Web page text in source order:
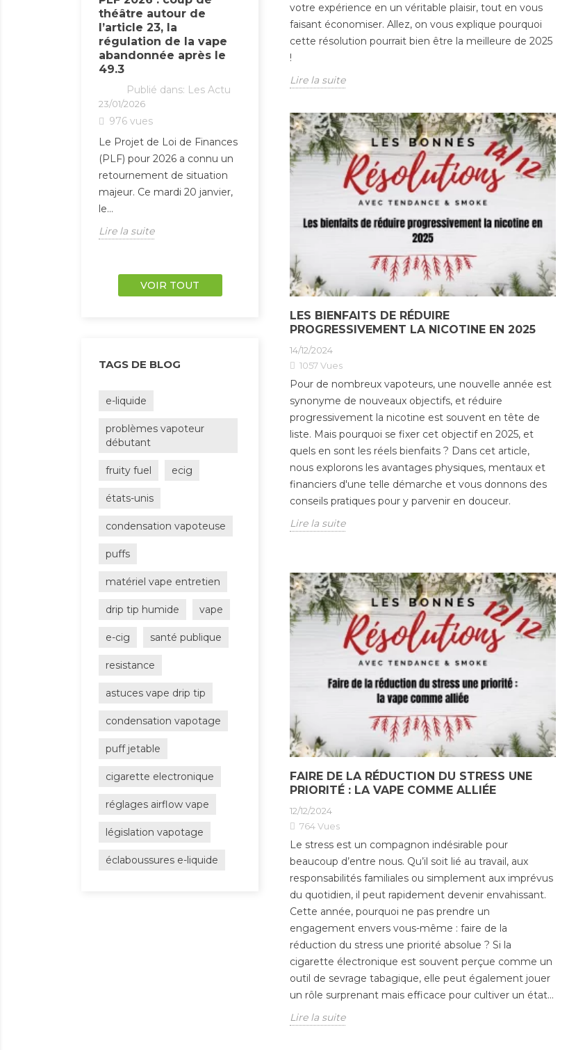
théâtre autour de
l’article 23, la
régulation de la vape
abandonnée après le
49.3
Publié dans: Les Actu
23/01/2026
976 vues
Le Projet de Loi de Finances
(PLF) pour 2026 a connu un
retournement de situation
majeur. Ce mardi 20 janvier,
le...
Lire la suite
1er février 2026 : les
prix du tabac
augmentent encore,
certains paquets sont
Publié dans:
1747vues
Le 1er février 2026, une
nouvelle augmentation des
prix du tabac entre
officiellement en vigueur en
Lire la suite
vaper premium : enfin
le grand format haut
de gamme
La vape sans compromis
Vous aimez vos flacons 10ml
pour découvrir de nouvelles
saveurs et vos 50ml pour
votre...
Lire la suite
VOIR TOUT
TAGS DE BLOG
e-liquide
problèmes vapoteur
débutant
fruity fuel ecig
états-unis
condensation vapoteuse
puffs
matériel vape entretien
drip tip humide vape
e-cig santé publique
resistance
astuces vape drip tip
condensation vapotage
puff jetable
cigarette electronique
réglages airflow vape
législation vapotage
éclaboussures e-liquide
votre expérience en un véritable plaisir, tout en vous
faisant économiser. Allez, on vous explique pourquoi
cette résolution pourrait bien être la meilleure de 2025
!
Lire la suite
LES BIENFAITS DE RÉDUIRE
PROGRESSIVEMENT LA NICOTINE EN 2025
14/12/2024
1057Vues
Pour de nombreux vapoteurs, une nouvelle année est
synonyme de nouveaux objectifs, et réduire
progressivement la nicotine est souvent en tête de
liste. Mais pourquoi se fixer cet objectif en 2025, et
quels en sont les réels bienfaits ? Dans cet article,
nous explorons les avantages physiques, mentaux et
financiers d'une telle démarche et vous donnons des
conseils pratiques pour y parvenir en douceur.
Lire la suite
FAIRE DE LA RÉDUCTION DU STRESS UNE
PRIORITÉ : LA VAPE COMME ALLIÉE
12/12/2024
764Vues
Le stress est un compagnon indésirable pour
beaucoup d’entre nous. Qu’il soit lié au travail, aux
responsabilités familiales ou simplement aux imprévus
du quotidien, il peut rapidement devenir envahissant.
Cette année, pourquoi ne pas prendre un
engagement envers vous-même : faire de la
réduction du stress une priorité absolue ? Si la
cigarette électronique est souvent perçue comme un
outil de sevrage tabagique, elle peut également jouer
un rôle surprenant mais efficace pour cultiver un état...
Lire la suite